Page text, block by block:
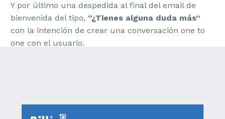
Y por último una despedida al final del email de
bienvenida del tipo, “¿Tienes alguna duda más”
con la intención de crear una conversación one to
one con el usuario.